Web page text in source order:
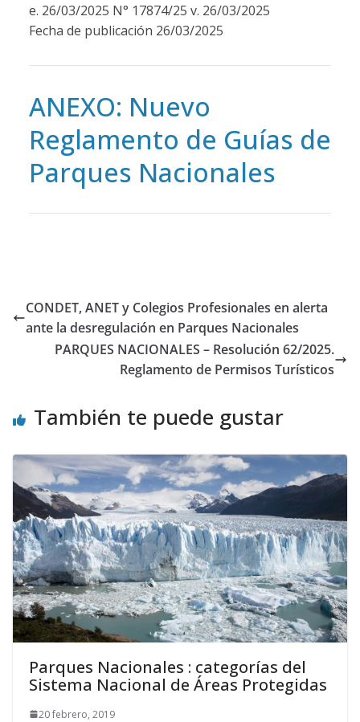
e. 26/03/2025 N° 17874/25 v. 26/03/2025
Fecha de publicación 26/03/2025
ANEXO: Nuevo
Reglamento de Guías de
Parques Nacionales
CONDET, ANET y Colegios Profesionales en alerta
ante la desregulación en Parques Nacionales
PARQUES NACIONALES – Resolución 62/2025.
Reglamento de Permisos Turísticos
También te puede gustar
Parques Nacionales : categorías del
Sistema Nacional de Áreas Protegidas
20 febrero, 2019